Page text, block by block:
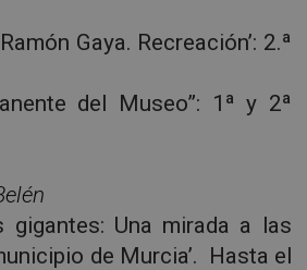
Gaya. Recreación’: 2.ª
del Museo”: 1ª y 2ª
gigantes: Una mirada a las
de Murcia’. Hasta el